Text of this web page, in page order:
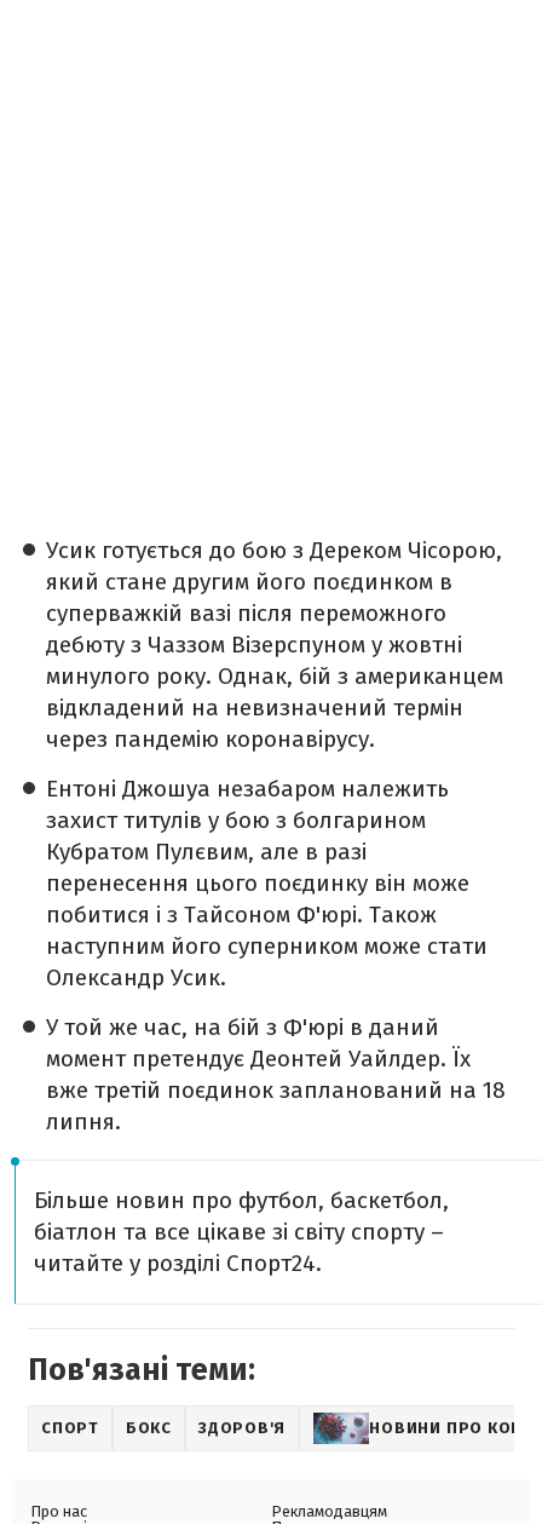
Усик готується до бою з Дереком Чісорою,
який стане другим його поєдинком в
суперважкій вазі після переможного
дебюту з Чаззом Візерспуном у жовтні
минулого року. Однак, бій з американцем
відкладений на невизначений термін
через пандемію коронавірусу.
Ентоні Джошуа незабаром належить
захист титулів у бою з болгарином
Кубратом Пулєвим, але в разі
перенесення цього поєдинку він може
побитися і з Тайсоном Ф'юрі. Також
наступним його суперником може стати
Олександр Усик.
У той же час, на бій з Ф'юрі в даний
момент претендує Деонтей Уайлдер. Їх
вже третій поєдинок запланований на 18
липня.
Більше новин про футбол, баскетбол,
біатлон та все цікаве зі світу спорту –
читайте у розділі Спорт24.
Пов'язані теми:
СПОРТ БОКС ЗДОРОВ'Я НОВИНИ ПРО
Про нас
Рекламодавцям